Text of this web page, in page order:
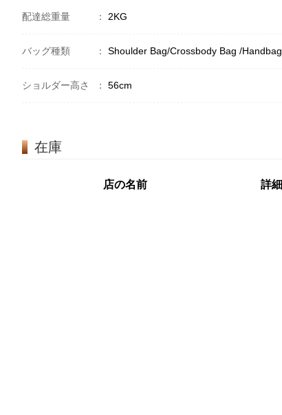
配達総重量 ： 2KG
バッグ種類 ： Shoulder Bag/Crossbody Bag /Handbag
ショルダー高さ ： 56cm
在庫
店の名前 詳細